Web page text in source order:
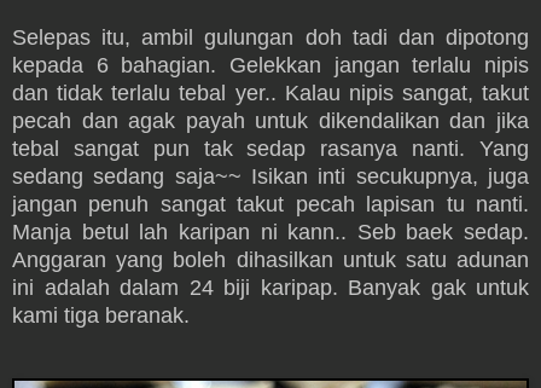
Selepas itu, ambil gulungan doh tadi dan dipotong
kepada 6 bahagian. Gelekkan jangan terlalu nipis
dan tidak terlalu tebal yer.. Kalau nipis sangat, takut
pecah dan agak payah untuk dikendalikan dan jika
tebal sangat pun tak sedap rasanya nanti. Yang
sedang sedang saja~~ Isikan inti secukupnya, juga
jangan penuh sangat takut pecah lapisan tu nanti.
Manja betul lah karipan ni kann.. Seb baek sedap.
Anggaran yang boleh dihasilkan untuk satu adunan
ini adalah dalam 24 biji karipap. Banyak gak untuk
kami tiga beranak.